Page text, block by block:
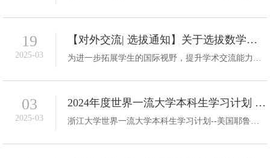
19
2025-03
【对外交流| 选拔通知】关于选拔数学科学学院本科生参加2025年新加坡国立大学访学项目的通知
为进一步拓展学生的国际视野，提升学术交流能力，我院将选拔优秀本科生赴新加坡国立大学进行交流访问。现将相关选拔事宜通知如下： 一、申请条件1.数学科学学院全日制本科生，专业不限，不面向毕业班学生；2.热爱祖国、遵纪守法、诚实守信、品行端正、举止文明；3.品学兼优，身心健康，具有良好的政治素质，无违法违纪记录；4.具备良好的英语能力；5.有留学、深造计划的同学优先；6.未参加过对外交流。 二、交流项目详情...
03
2025-03
2024年度世界一流大学本科生学习计划 ——耶鲁大学暑期科研项目
浙江大学世界一流大学本科生学习计划--美国耶鲁大学暑期科研项目圆满结束。此项目是耶鲁大学为来自全球各地正在攻读本科学位的学生提供的独特研究机会，允许学生在耶鲁大学教授的指导下，参与经批准的科学研究或临床活动。通过这一项目，学生能够深入探索学术前沿，积累宝贵的研究或临床经验，为未来的学术或职业发展奠定坚实基础。作为数学科学学院的大四本科生，我有幸参与了此次项目，收获颇丰。图 1：耶鲁大学校园高校介...